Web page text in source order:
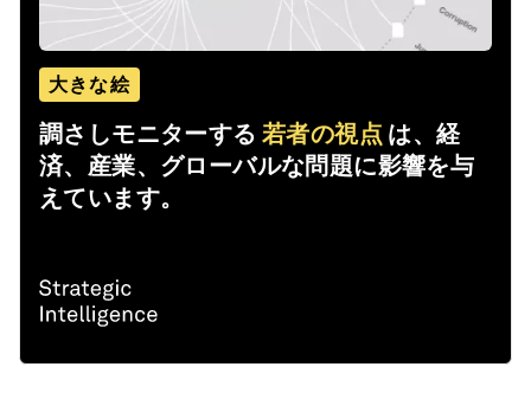
大きな絵
調さしモニターする 若者の視点 は、経
済、産業、グローバルな問題に影響を与
えています。